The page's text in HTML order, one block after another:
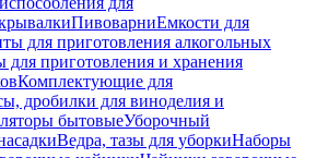
ПивоварниЕмкости для
для приготовления алкогольных
для приготовления и хранения
Комплектующие для
дробилки для виноделия и
бытовыеУборочный
Ведра, тазы для уборкиНаборы